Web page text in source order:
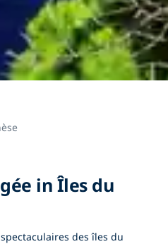
in Îles du
des îles du